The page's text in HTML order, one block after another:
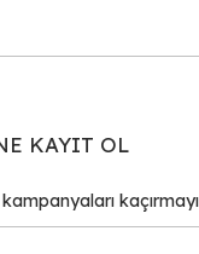
KAYIT OL